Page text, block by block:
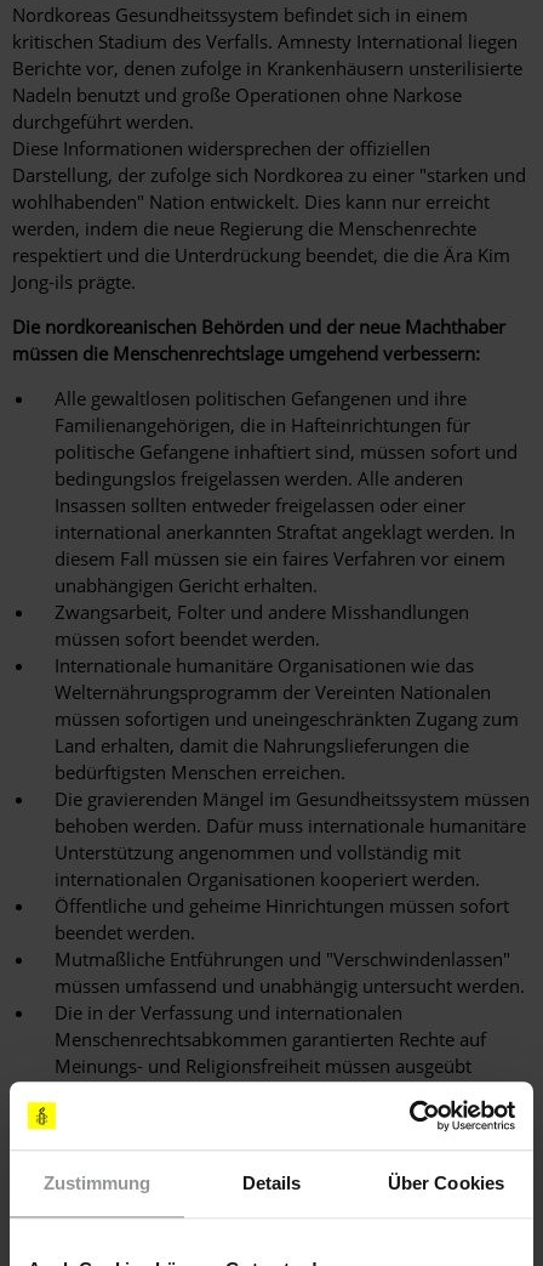
Zustimmung Details Über Cookies
Nordkoreas Gesundheitssystem befindet sich in einem
kritischen Stadium des Verfalls. Amnesty International liegen
Berichte vor, denen zufolge in Krankenhäusern unsterilisierte
Nadeln benutzt und große Operationen ohne Narkose
durchgeführt werden.
Diese Informationen widersprechen der offiziellen
Darstellung, der zufolge sich Nordkorea zu einer "starken und
wohlhabenden" Nation entwickelt. Dies kann nur erreicht
werden, indem die neue Regierung die Menschenrechte
respektiert und die Unterdrückung beendet, die die Ära Kim
Jong-ils prägte.
Die nordkoreanischen Behörden und der neue Machthaber
müssen die Menschenrechtslage umgehend verbessern:
Alle gewaltlosen politischen Gefangenen und ihre
Familienangehörigen, die in Hafteinrichtungen für
politische Gefangene inhaftiert sind, müssen sofort und
bedingungslos freigelassen werden. Alle anderen
Insassen sollten entweder freigelassen oder einer
international anerkannten Straftat angeklagt werden. In
diesem Fall müssen sie ein faires Verfahren vor einem
unabhängigen Gericht erhalten.
Zwangsarbeit, Folter und andere Misshandlungen
müssen sofort beendet werden.
Internationale humanitäre Organisationen wie das
Welternährungsprogramm der Vereinten Nationalen
müssen sofortigen und uneingeschränkten Zugang zum
Land erhalten, damit die Nahrungslieferungen die
bedürftigsten Menschen erreichen.
Die gravierenden Mängel im Gesundheitssystem müssen
behoben werden. Dafür muss internationale humanitäre
Unterstützung angenommen und vollständig mit
internationalen Organisationen kooperiert werden.
Öffentliche und geheime Hinrichtungen müssen sofort
beendet werden.
Mutmaßliche Entführungen und "Verschwindenlassen"
müssen umfassend und unabhängig untersucht werden.
Die in der Verfassung und internationalen
Menschenrechtsabkommen garantierten Rechte auf
Meinungs- und Religionsfreiheit müssen ausgeübt
Menschenrechtsexperten und der regelmäßigen
Universellen Überprüfung des Menschenrechtsrats der
Vereinten Nationen müssen sofort umgesetzt werden.
Unabhängigen Beobachtern muss der Zugang zum Land